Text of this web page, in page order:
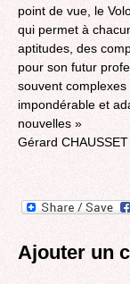
point de vue, le
qui permet à
aptitudes, des
pour son futur
souvent
impondérable et
nouvelles »
Gérard CHAUSSET
Ajouter un